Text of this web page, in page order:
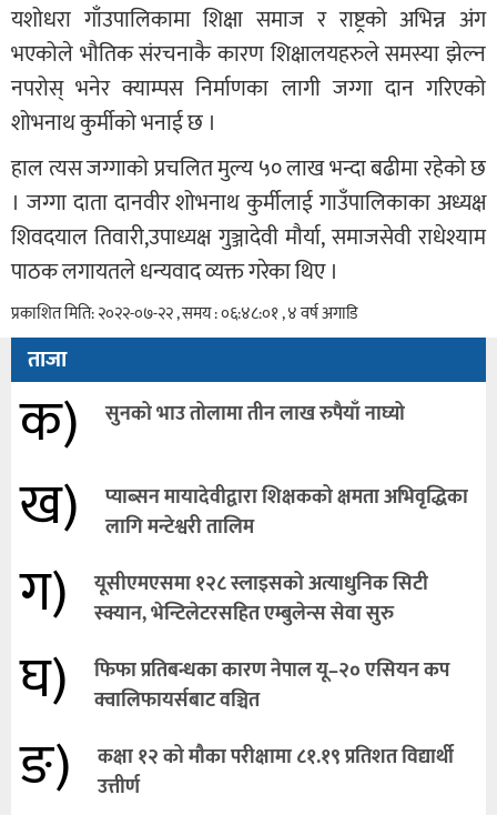
यशोधरा गाँउपालिकामा शिक्षा समाज र राष्ट्रको अभिन्न अंग
भएकोले भौतिक संरचनाकै कारण शिक्षालयहरुले समस्या झेल्न
नपरोस् भनेर क्याम्पस निर्माणका लागी जग्गा दान गरिएको
शोभनाथ कुर्मीको भनाई छ ।
हाल त्यस जग्गाको प्रचलित मुल्य ५० लाख भन्दा बढीमा रहेको छ
। जग्गा दाता दानवीर शोभनाथ कुर्मीलाई गाउँपालिकाका अध्यक्ष
शिवदयाल तिवारी,उपाध्यक्ष गुञ्जादेवी मौर्या, समाजसेवी राधेश्याम
पाठक लगायतले धन्यवाद व्यक्त गरेका थिए ।
प्रकाशित मिति: २०२२-०७-२२ , समय : ०६:४८:०१ , ४ वर्ष अगाडि
ताजा
क) सुनको भाउ तोलामा तीन लाख रुपैयाँ नाघ्यो
ख)
प्याब्सन मायादेवीद्वारा शिक्षकको क्षमता अभिवृद्धिका
लागि मन्टेश्वरी तालिम
ग)
यूसीएमएसमा १२८ स्लाइसको अत्याधुनिक सिटी
स्क्यान, भेन्टिलेटरसहित एम्बुलेन्स सेवा सुरु
घ)
फिफा प्रतिबन्धका कारण नेपाल यू–२० एसियन कप
क्वालिफायर्सबाट वञ्चित
ङ)
कक्षा १२ को मौका परीक्षामा ८१.१९ प्रतिशत विद्यार्थी
उत्तीर्ण